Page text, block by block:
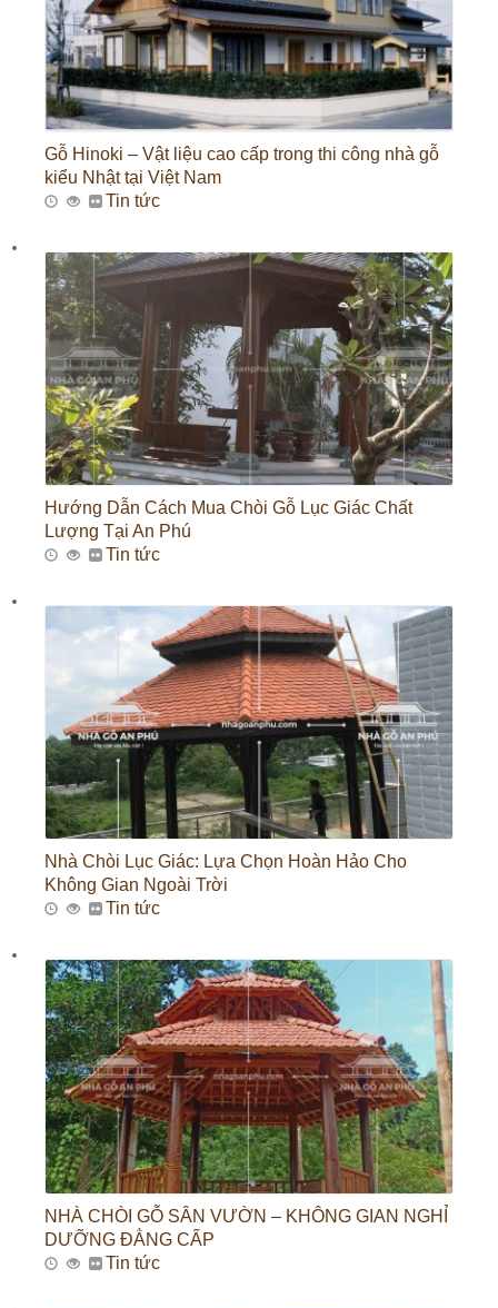
Gỗ Hinoki – Vật liệu cao cấp trong thi công nhà gỗ
kiểu Nhật tại Việt Nam
Tin tức
Hướng Dẫn Cách Mua Chòi Gỗ Lục Giác Chất
Lượng Tại An Phú
Tin tức
Nhà Chòi Lục Giác: Lựa Chọn Hoàn Hảo Cho
Không Gian Ngoài Trời
Tin tức
NHÀ CHÒI GỖ SÂN VƯỜN – KHÔNG GIAN NGHỈ
DƯỠNG ĐẲNG CẤP
Tin tức